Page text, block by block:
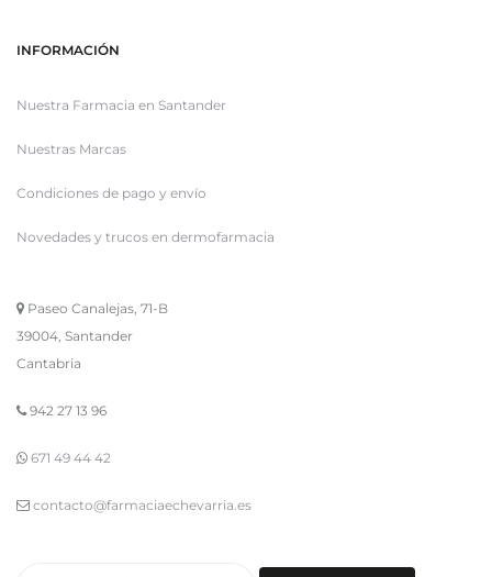
INFORMACIÓN
Nuestra Farmacia en Santander
Nuestras Marcas
Condiciones de pago y envío
Novedades y trucos en dermofarmacia
Paseo Canalejas, 71-B
39004, Santander
Cantabria
942 27 13 96
671 49 44 42
contacto@farmaciaechevarria.es